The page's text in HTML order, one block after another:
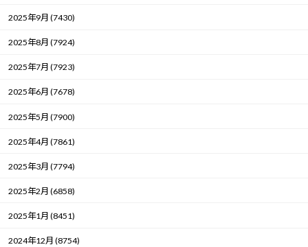
2025年9月 (7430)
2025年8月 (7924)
2025年7月 (7923)
2025年6月 (7678)
2025年5月 (7900)
2025年4月 (7861)
2025年3月 (7794)
2025年2月 (6858)
2025年1月 (8451)
2024年12月 (8754)